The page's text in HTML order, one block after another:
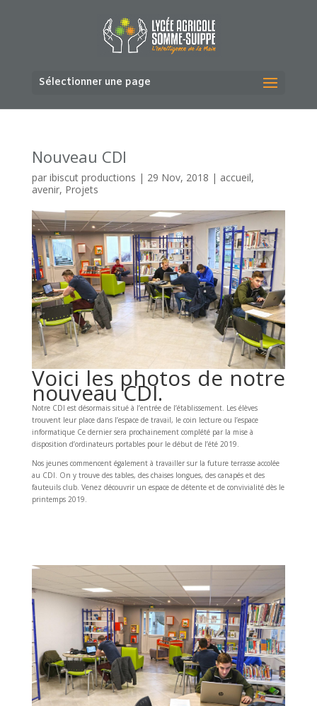
Sélectionner une page
Nouveau CDI
par ibiscut productions | 29 Nov, 2018 | accueil,
avenir, Projets
Voici les photos de notre
nouveau CDI.
Notre CDI est désormais situé à l’entrée de l’établissement. Les élèves
trouvent leur place dans l’espace de travail, le coin lecture ou l’espace
informatique Ce dernier sera prochainement complété par la mise à
disposition d’ordinateurs portables pour le début de l’été 2019.
Nos jeunes commencent également à travailler sur la future terrasse accolée
au CDI. On y trouve des tables, des chaises longues, des canapés et des
fauteuils club. Venez découvrir un espace de détente et de convivialité dès le
printemps 2019.